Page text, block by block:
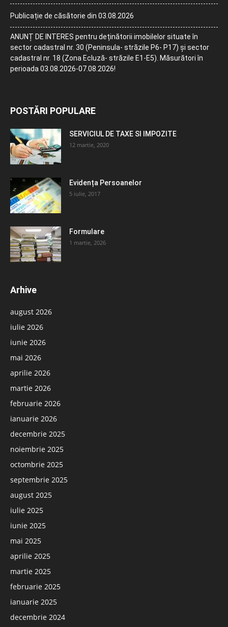
Publicație de căsătorie din 03.08.2026
ANUNȚ DE INTERES pentru deținătorii imobilelor situate în
sector cadastral nr. 30 (Peninsula- străzile P6- P17) și sector
cadastral nr. 18 (Zona Ecluză- străzile E1-E5). Măsurători în
perioada 03.08.2026-07.08.2026!
POSTĂRI POPULARE
SERVICIUL DE TAXE SI IMPOZITE
12 martie, 2020
Evidența Persoanelor
5 iulie, 2017
Formulare
1 martie, 2026
Arhive
august 2026
iulie 2026
iunie 2026
mai 2026
aprilie 2026
martie 2026
februarie 2026
ianuarie 2026
decembrie 2025
noiembrie 2025
octombrie 2025
septembrie 2025
august 2025
iulie 2025
iunie 2025
mai 2025
aprilie 2025
martie 2025
februarie 2025
ianuarie 2025
decembrie 2024